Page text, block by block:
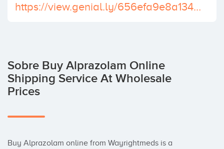
https://view.genial.ly/656efa9e8a13490014585808/interactive-content-green-xanax-online-alprazolam-025mg-online
Sobre Buy Alprazolam Online
Shipping Service At Wholesale
Prices
Buy Alprazolam online from Wayrightmeds is a